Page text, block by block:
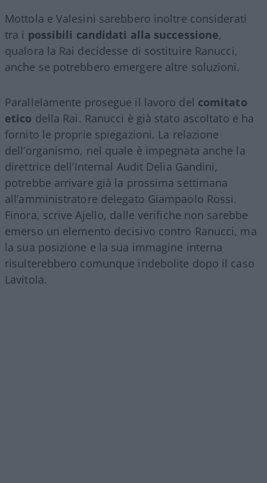
Mottola e Valesini sarebbero inoltre considerati
tra i possibili candidati alla successione,
qualora la Rai decidesse di sostituire Ranucci,
anche se potrebbero emergere altre soluzioni.
Parallelamente prosegue il lavoro del comitato
etico della Rai. Ranucci è già stato ascoltato e ha
fornito le proprie spiegazioni. La relazione
dell’organismo, nel quale è impegnata anche la
direttrice dell’Internal Audit Delia Gandini,
potrebbe arrivare già la prossima settimana
all’amministratore delegato Giampaolo Rossi.
Finora, scrive Ajello, dalle verifiche non sarebbe
emerso un elemento decisivo contro Ranucci, ma
la sua posizione e la sua immagine interna
risulterebbero comunque indebolite dopo il caso
Lavitola.